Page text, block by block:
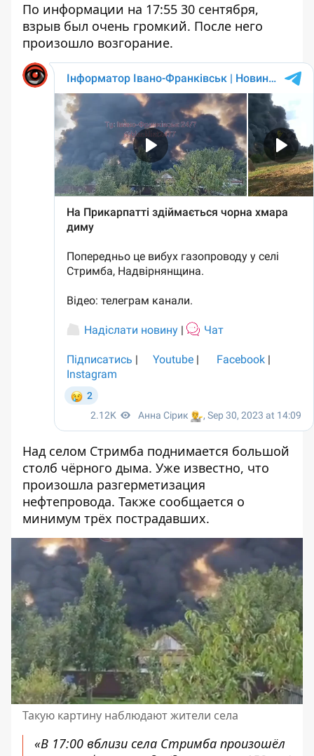
По информации на 17:55 30 сентября,
взрыв был очень громкий. После него
произошло возгорание.
Над селом Стримба поднимается большой
столб чёрного дыма. Уже известно, что
произошла разгерметизация
нефтепровода. Также сообщается о
минимум трёх пострадавших.
Такую картину наблюдают жители села
«В 17:00 вблизи села Стримба произошёл